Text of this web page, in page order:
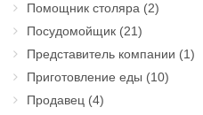
Помощник столяра (2)
Посудомойщик (21)
Представитель компании (1)
Приготовление еды (10)
Продавец (4)